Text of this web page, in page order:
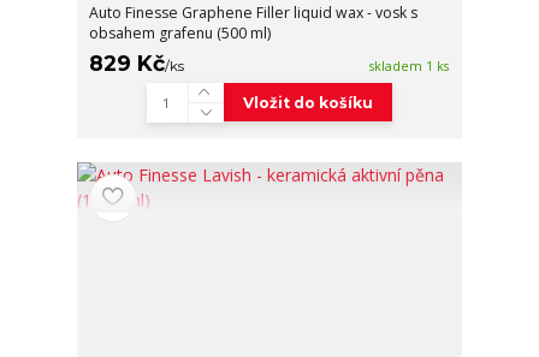
Auto Finesse Graphene Filler liquid wax - vosk s
obsahem grafenu (500 ml)
829 Kč/ks skladem 1 ks
Vložit do košíku